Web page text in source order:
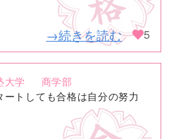
→続きを読む 5
大学
商学部
ートしても合格は自分の努力